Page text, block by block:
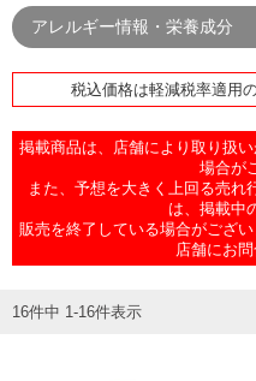
食の安全・安心への取組み
ギフト
プリペイドカード・金券
ニンテンドー・ダウンロード
マルチコピー機でできること
コピー
プリント
スキャン
便利なサービス
宅配便
切手・はがき・印紙
チケットサービス
セブンチケット
セブン‐イレブンでお受取り
停電時のサービス停止のお知
ごあいさつ
企業理念
会社概要
貸借対照表・損益計算書
サステナビリティトップ
セブン＆アイ・ホールディン
サステナビリティ活動基本方
サステナビリティ推進体制
加盟店オーナー募集
アルバイト情報
店舗検索
お問い合わせ
Language
アレルギー情報・栄養成分
税込価格は軽減税率適用
掲載商品は、店舗により取り扱
場合が
また、予想を大きく上回る売れ
は、掲載中
販売を終了している場合がござ
店舗にお問
16件中 1-16件表示